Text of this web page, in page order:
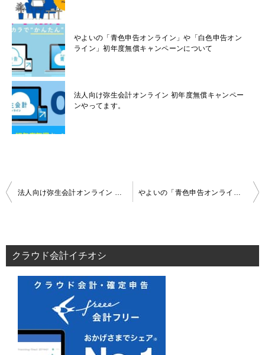
やよいの「青色申告オンライン」や「白色申告オン
ライン」初年度無償キャンペーンについて
法人向け弥生会計オンライン 初年度無償キャンペー
ンやってます。
投
稿
ゲ
ー
法人向け弥生会計オンライン 初年度無償キャンペーンやってます。 やよいの「青色申告オンライン」や「白色申告オンライン」初年度無償キャンペーンについて
クラウド会計イチオシ